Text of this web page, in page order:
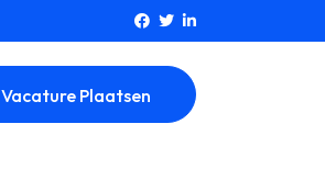
Vacature Plaatsen